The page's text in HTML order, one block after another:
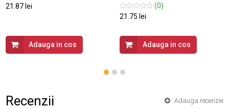
21.87 lei
Adauga in cos
(0)
21.75 lei
Adauga in cos
Recenzii Adauga recenzie